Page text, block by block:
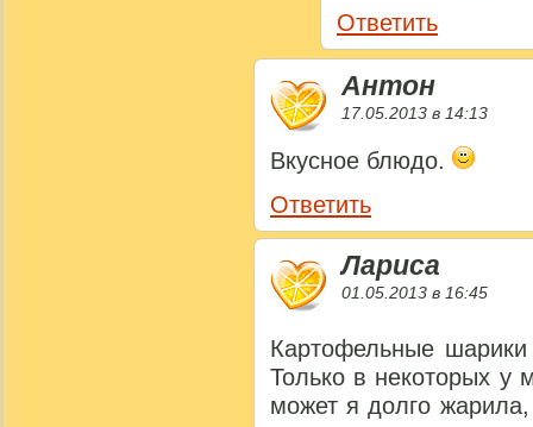
Ответить
Антон
17.05.2013 в 14:13
Вкусное блюдо.
Ответить
Лариса
01.05.2013 в 16:45
Картофельные
Только в некоторых у
может я долго